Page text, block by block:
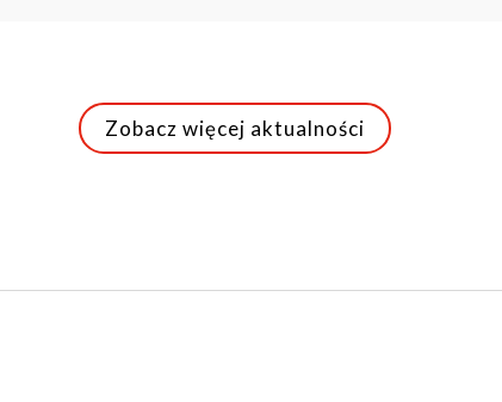
Zobacz więcej aktualności